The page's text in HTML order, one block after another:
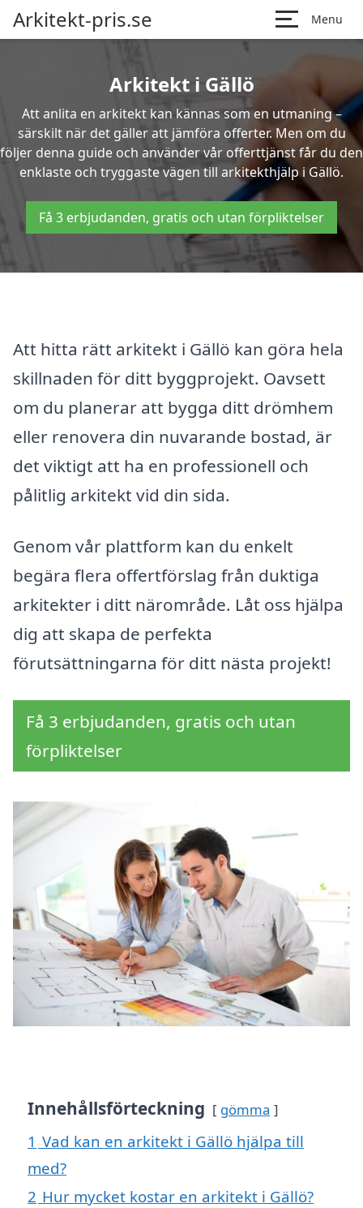
Arkitekt-pris.se Menu
Arkitekt i Gällö
Att anlita en arkitekt kan kännas som en utmaning –
särskilt när det gäller att jämföra offerter. Men om du
följer denna guide och använder vår offerttjänst får du den
enklaste och tryggaste vägen till arkitekthjälp i Gällö.
Få 3 erbjudanden, gratis och utan förpliktelser
Att hitta rätt arkitekt i Gällö kan göra hela
skillnaden för ditt byggprojekt. Oavsett
om du planerar att bygga ditt drömhem
eller renovera din nuvarande bostad, är
det viktigt att ha en professionell och
pålitlig arkitekt vid din sida.
Genom vår plattform kan du enkelt
begära flera offertförslag från duktiga
arkitekter i ditt närområde. Låt oss hjälpa
dig att skapa de perfekta
förutsättningarna för ditt nästa projekt!
Få 3 erbjudanden, gratis och utan
förpliktelser
Innehållsförteckning gömma
1 Vad kan en arkitekt i Gällö hjälpa till
med?
2 Hur mycket kostar en arkitekt i Gällö?